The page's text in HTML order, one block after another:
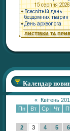
Календар
« Квітень
Пн
Вт Ср Чт
2
3 4 5 6